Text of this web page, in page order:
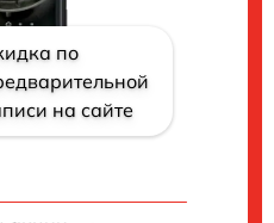
по
на сайте